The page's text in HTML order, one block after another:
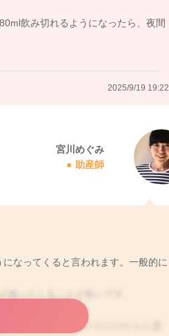
飲み切れるようになったら、夜間
2025/9/19 19:22
宮川めぐみ
助産師
なってくると言われます。一般的に
ながら調整をしていただけたらと思